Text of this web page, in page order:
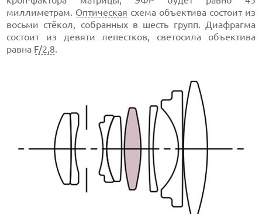
миллиметрам. Оптическая схема объектива состоит из
восьми стёкол, собранных в шесть групп. Диафрагма
состоит из девяти лепестков, светосила объектива
равна F/2,8.